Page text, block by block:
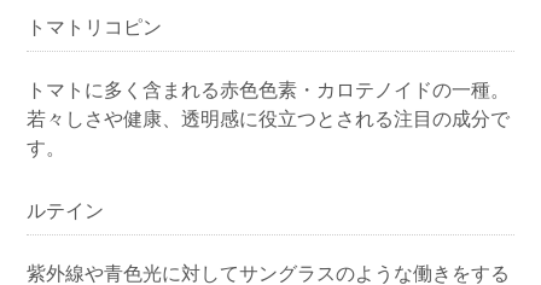
トマトリコピン
トマトに多く含まれる赤色色素・カロテノイドの一種。
若々しさや健康、透明感に役立つとされる注目の成分で
す。
ルテイン
紫外線や青色光に対してサングラスのような働きをする